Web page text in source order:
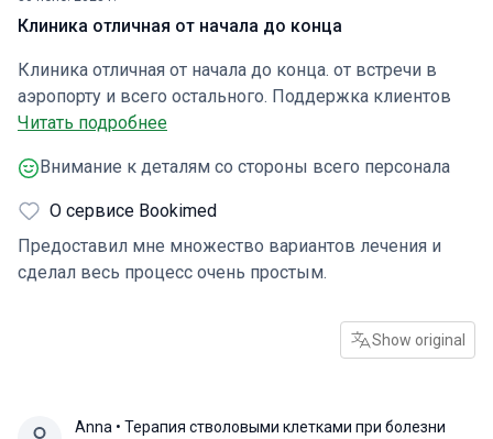
Клиника отличная от начала до конца
Клиника отличная от начала до конца. от встречи в
аэропорту и всего остального. Поддержка клиентов
была отличной, врачи и медсестры были очень
профессиональны.
Читать подробнее
Внимание к деталям со стороны всего персонала
О сервисе Bookimed
Предоставил мне множество вариантов лечения и
сделал весь процесс очень простым.
Show original
Anna • Терапия стволовыми клетками при болезни